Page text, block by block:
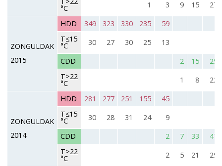
°C 1 3 9 15 27
ZONGULDAK
2015
HDD 349 323 330 235
59
T≤15
°C 30 27 30 25
13
CDD
2 15
29
T>22
°C 1 8 22
ZONGULDAK
2014
HDD 281 277 251 155
45
T≤15
°C 30 28 31 24
9
CDD
2 7 33
47
T>22
°C 2 5 21 29